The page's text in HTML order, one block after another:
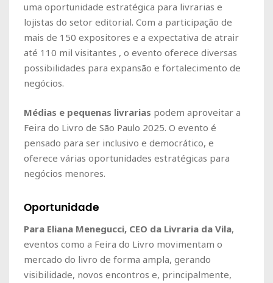
uma oportunidade estratégica para livrarias e
lojistas do setor editorial. Com a participação de
mais de 150 expositores e a expectativa de atrair
até 110 mil visitantes , o evento oferece diversas
possibilidades para expansão e fortalecimento de
negócios.
Médias e pequenas livrarias podem aproveitar a
Feira do Livro de São Paulo 2025. O evento é
pensado para ser inclusivo e democrático, e
oferece várias oportunidades estratégicas para
negócios menores.
Oportunidade
Para Eliana Menegucci, CEO da Livraria da Vila,
eventos como a Feira do Livro movimentam o
mercado do livro de forma ampla, gerando
visibilidade, novos encontros e, principalmente,